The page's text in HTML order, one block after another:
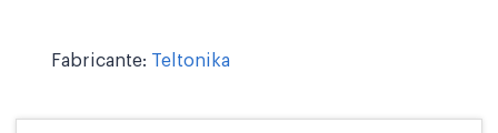
Fabricante: Teltonika